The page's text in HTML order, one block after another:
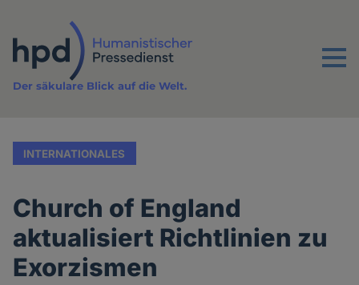
Inhalt
Menu
Der säkulare Blick auf die Welt.
INTERNATIONALES
Church of England
aktualisiert Richtlinien zu
Exorzismen